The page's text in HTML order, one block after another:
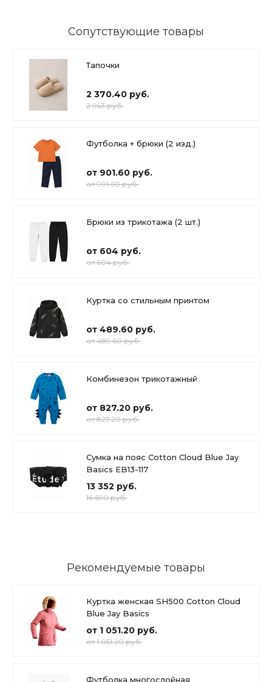
Сопутствующие товары
Тапочки
2 370.40 руб.
2 963 руб.
Футболка + брюки (2 изд.)
от 901.60 руб.
от 901.60 руб.
Брюки из трикотажа (2 шт.)
от 604 руб.
от 604 руб.
Куртка со стильным принтом
от 489.60 руб.
от 489.60 руб.
Комбинезон трикотажный
от 827.20 руб.
от 827.20 руб.
Сумка на пояс Cotton Cloud Blue Jay
Basics EB13-117
13 352 руб.
16 690 руб.
Рекомендуемые товары
Куртка женская SH500 Cotton Cloud
Blue Jay Basics
от 1 051.20 руб.
от 1 051.20 руб.
Футболка многослойная